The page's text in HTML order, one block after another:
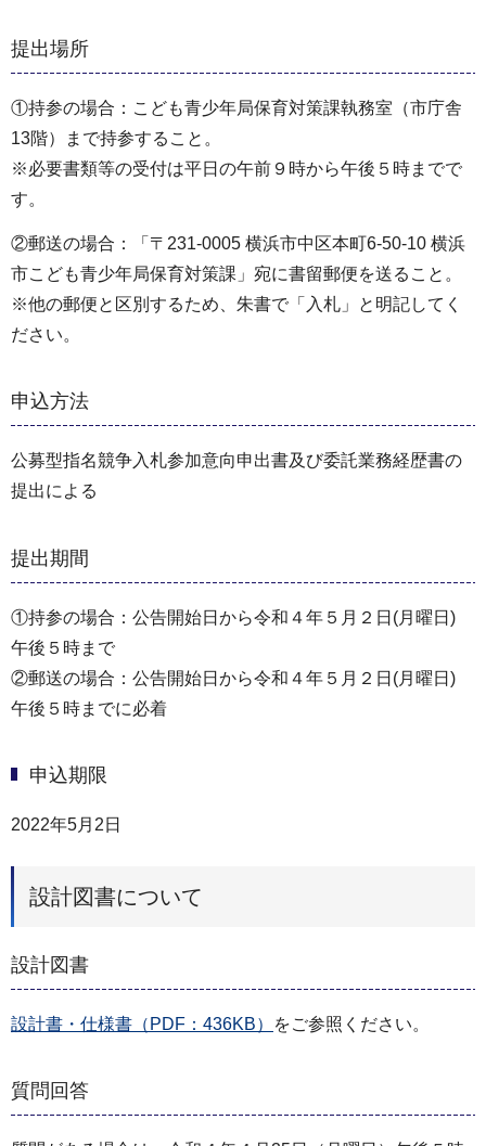
提出場所
①持参の場合：こども青少年局保育対策課執務室（市庁舎
13階）まで持参すること。
※必要書類等の受付は平日の午前９時から午後５時までで
す。
②郵送の場合：「〒231-0005 横浜市中区本町6-50-10 横浜
市こども青少年局保育対策課」宛に書留郵便を送ること。
※他の郵便と区別するため、朱書で「入札」と明記してく
ださい。
申込方法
公募型指名競争入札参加意向申出書及び委託業務経歴書の
提出による
提出期間
①持参の場合：公告開始日から令和４年５月２日(月曜日)
午後５時まで
②郵送の場合：公告開始日から令和４年５月２日(月曜日)
午後５時までに必着
申込期限
2022年5月2日
設計図書について
設計図書
設計書・仕様書（PDF：436KB） をご参照ください。
質問回答